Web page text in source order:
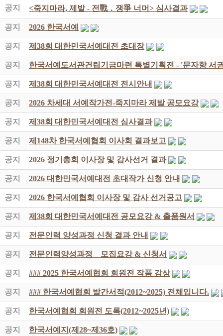
공지 <죽지마라, 제발 - 전戰 ․ 쟁爭 너머> 심사결과
공지 2026 한국서예
공지 제38회 대한민국서예대전 초대장
공지 한국서예도서관건립기금마련 특별기획전 - '문자향 서
공지 제38회 대한민국서예대전 전시안내
공지 2026 차세대 서예작가전-죽지마라 제발 공모요강
공지 제38회 대한민국서예대전 심사결과
공지 제148차 한국서예협회 이사회 결과보고
공지 2026 정기총회 이사장 및 감사선거 결과
공지 2026 대한민국서예대전 초대작가 신청 안내
공지 2026 한국서예협회 이사장 및 감사 선거공고
공지 제38회 대한민국서예대전 공모요강 & 출품원서
공지 전문인력 양성과정 신청 결과 안내
공지 전문인력양성과정 _ 모집요강 & 신청서
공지 ### 2025 한국서예협회 회원전 작품 감상
공지 ### 한국서예협회 발간서적(2012~2025) 전체입니다.
공지 한국서예협회 회원전 도록(2012~2025년)
공지 한국서예지(제28~제36호)